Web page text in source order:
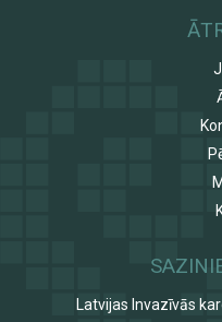
Latvijas Invazīvās